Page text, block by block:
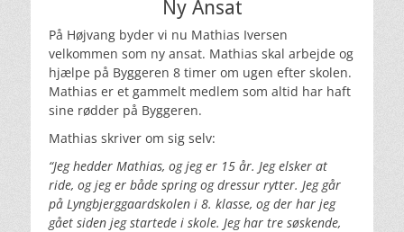
Ny Ansat
På Højvang byder vi nu Mathias Iversen
velkommen som ny ansat. Mathias skal arbejde og
hjælpe på Byggeren 8 timer om ugen efter skolen.
Mathias er et gammelt medlem som altid har haft
sine rødder på Byggeren.
Mathias skriver om sig selv:
“Jeg hedder Mathias, og jeg er 15 år. Jeg elsker at
ride, og jeg er både spring og dressur rytter. Jeg går
på Lyngbjerggaardskolen i 8. klasse, og der har jeg
gået siden jeg startede i skole. Jeg har tre søskende,